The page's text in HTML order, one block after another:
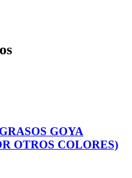
GOYA
OTROS COLORES)